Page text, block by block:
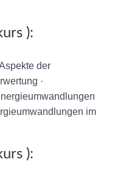
):
der
·
im
):